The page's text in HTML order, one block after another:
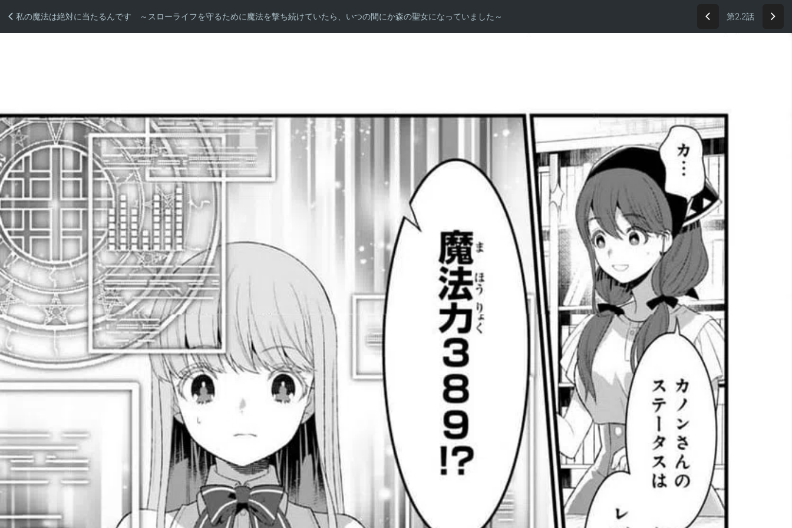
私の魔法は絶対に当たるんです ～スローライフを守るために魔法を撃ち続けていたら、いつの間にか森の聖女になっていました～ 第2.2話